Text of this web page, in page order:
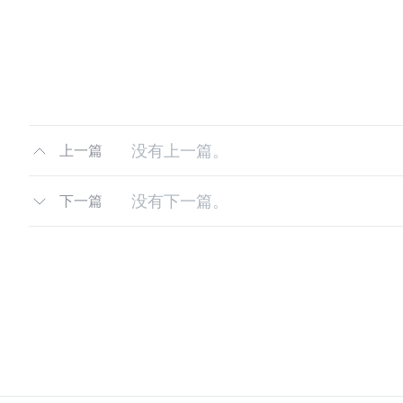
上一篇 没有上一篇。
下一篇 没有下一篇。